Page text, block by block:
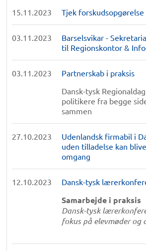
15.11.2023 Tjek forskudsopgørelse
03.11.2023
Barselsvikar -
til Regionskontor &
03.11.2023
Partnerskab i praksis
Dansk-tysk
politikere fra begge
sammen
27.10.2023
Udenlandsk firmabil i
uden tilladelse kan
omgang
12.10.2023 Dansk-tysk
Samarbejde i praksis
Dansk-tysk
fokus på elevmøder og